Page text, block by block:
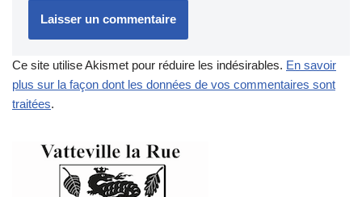
Ce site utilise Akismet pour réduire les indésirables. En savoir
plus sur la façon dont les données de vos commentaires sont
traitées.